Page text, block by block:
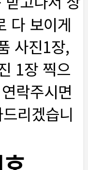
다 보이게
사진1장,
1장 찍으
락주시면
리겠습니